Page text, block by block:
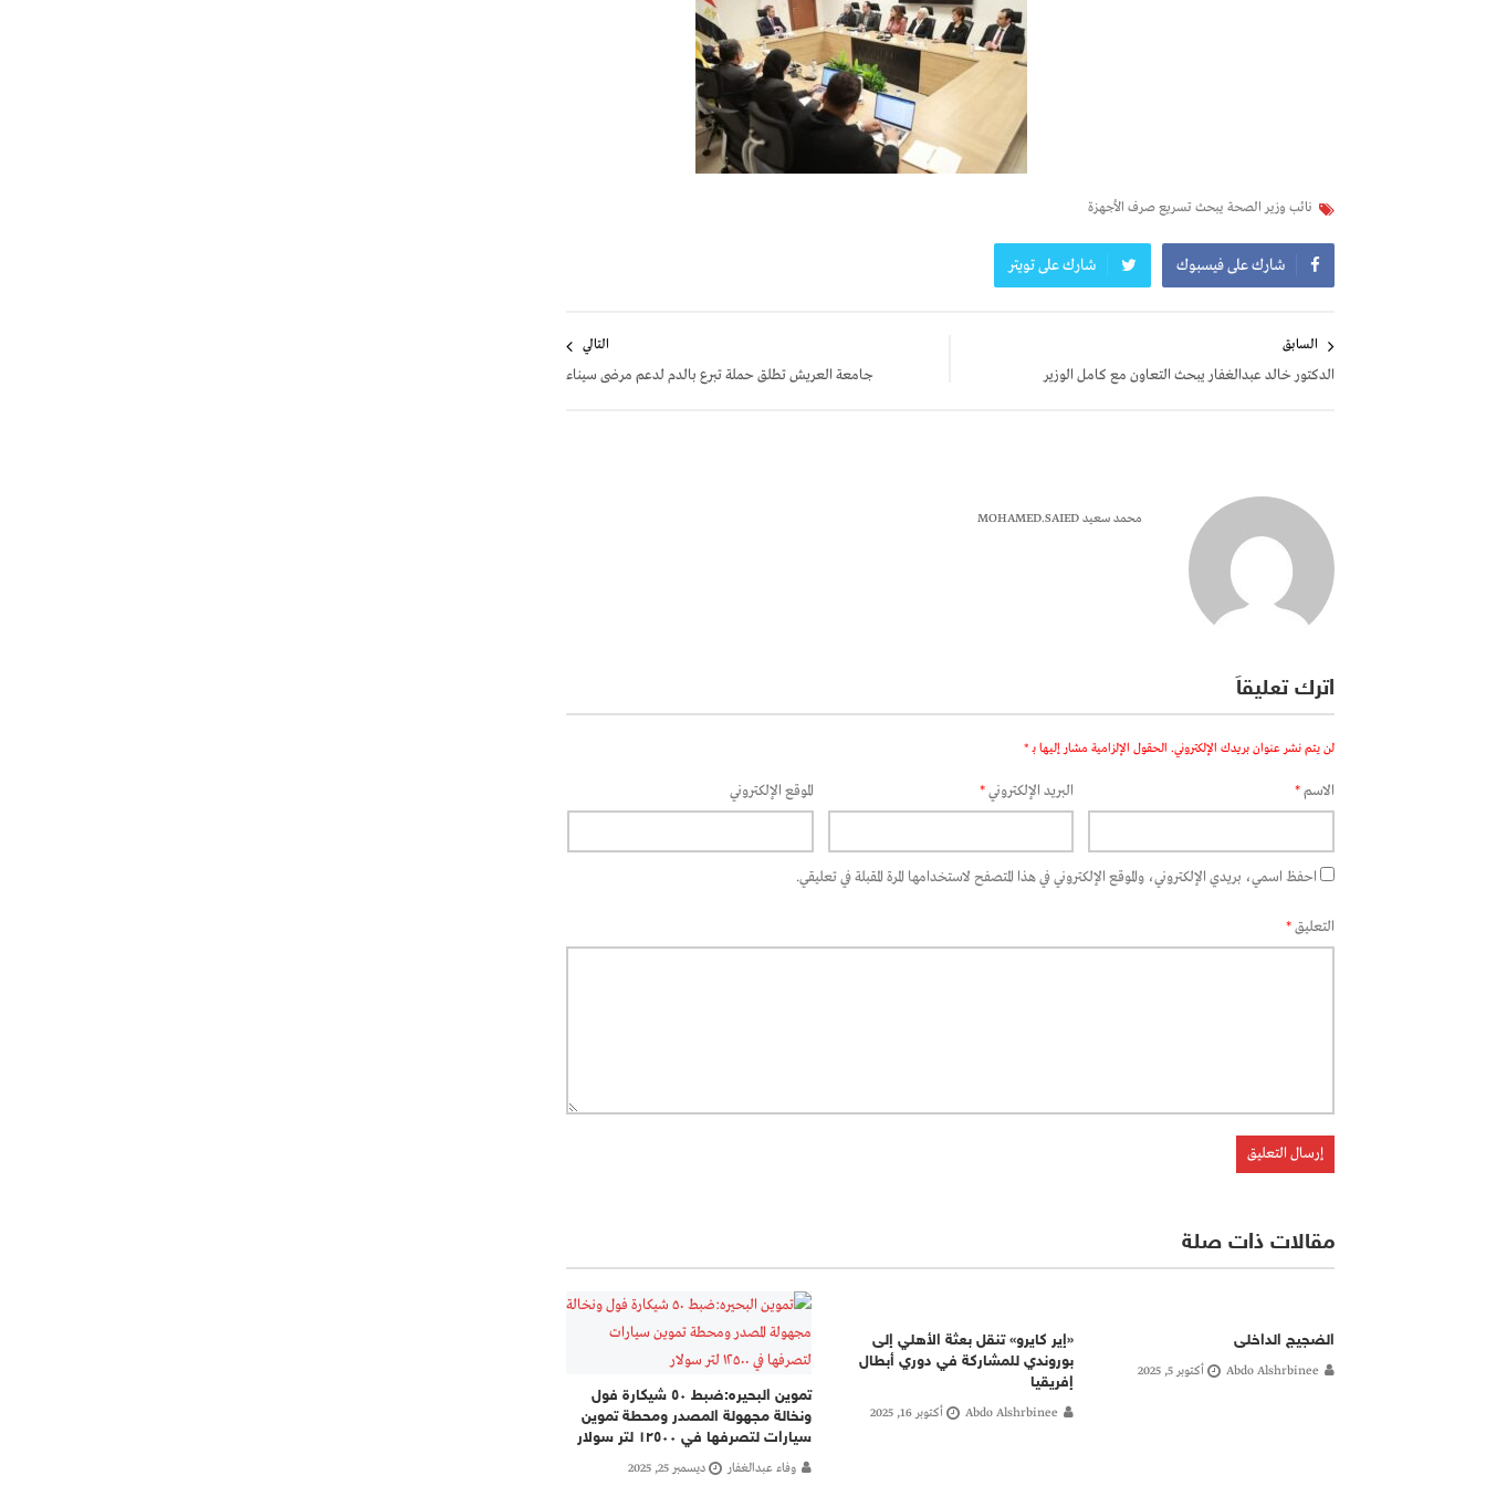
نائب وزير الصحة يبحث تسريع صرف الأجهزة
شارك على فيسبوك شارك على تويتر
المقالات
السابق
الدكتور خالد عبدالغفار يبحث التعاون مع كامل الوزير
التالي
جامعة العريش تطلق حملة تبرع بالدم لدعم مرضى سيناء
محمد سعيد MOHAMED.SAIED
اترك تعليقاً
لن يتم نشر عنوان بريدك الإلكتروني. الحقول الإلزامية مشار إليها بـ *
الاسم* البريد الإلكتروني* الموقع الإلكتروني
احفظ اسمي، بريدي الإلكتروني، والموقع الإلكتروني في هذا المتصفح لاستخدامها المرة المقبلة في تعليقي.
التعليق*
مقالات ذات صلة
الضجيج الداخلى
Abdo Alshrbinee أكتوبر 5, 2025
«إير كايرو» تنقل بعثة الأهلي إلى
بوروندي للمشاركة في دوري أبطال
إفريقيا
Abdo Alshrbinee أكتوبر 16, 2025
تموين البحيره:ضبط ٥٠ شيكارة فول
ونخالة مجهولة المصدر ومحطة تموين
سيارات لتصرفها في ١٢٥٠٠ لتر سولار
وفاء عبدالغفار ديسمبر 25, 2025